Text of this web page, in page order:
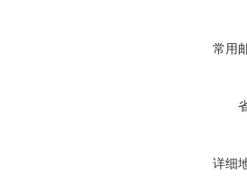
常用
详细